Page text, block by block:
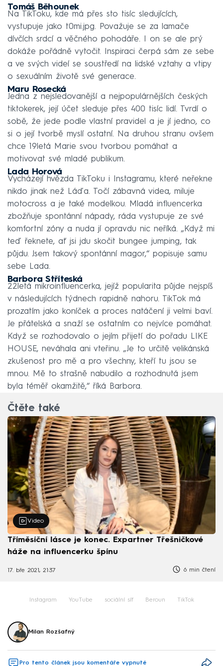
Tomáš Běhounek
Na TikToku, kde má přes sto tisíc sledujících,
vystupuje jako t0mi.jpg. Považuje se za lamače
dívčích srdcí a věčného pohodáře. I on se ale prý
dokáže pořádně vytočit. Inspiraci čerpá sám ze sebe
a ve svých videí se soustředí na lidské vztahy a vtipy
o sexuálním životě své generace.
Maru Rosecká
Jedna z nejsledovanější a nejpopulárnějších českých
tiktokerek, její účet sleduje přes 400 tisíc lidí. Tvrdí o
sobě, že jede podle vlastní pravidel a je jí jedno, co
si o její tvorbě myslí ostatní. Na druhou stranu ovšem
chce 19letá Marie svou tvorbou pomáhat a
motivovat své mladé publikum.
Lada Horová
Vycházejí hvězda TikToku i Instagramu, které neřekne
nikdo jinak než Láďa. Točí zábavná videa, miluje
motocross a je také modelkou. Mladá influencerka
zbožňuje spontánní nápady, ráda vystupuje ze své
komfortní zóny a nuda jí opravdu nic neříká. „Když mi
teď řeknete, ať jsi jdu skočit bungee jumping, tak
půjdu. Jsem takový spontánní magor,“ popisuje samu
sebe Lada.
Barbora Stříteská
22letá mikroinfluencerka, jejíž popularita půjde nejspíš
v následujících týdnech rapidně nahoru. TikTok má
prozatím jako koníček a proces natáčení ji velmi baví.
Je přátelská a snaží se ostatním co nejvíce pomáhat.
Když se rozhodovalo o jejím přijetí do pořadu LIKE
HOUSE, neváhala ani vteřinu. „Je to určitě velikánská
zkušenost pro mě a pro všechny, kteří tu jsou se
mnou. Mě to strašně nabudilo a rozhodnutá jsem
byla téměř okamžitě,“ říká Barbora.
Čtěte také
Video
Tříměsíční lásce je konec. Expartner Třešničkové
háže na influencerku špínu
17. bře 2021, 21:37 6 min čtení
Instagram YouTube sociální síť Beroun TikTok
Milan Rozšafný
Pro tento článek jsou komentáře vypnuté